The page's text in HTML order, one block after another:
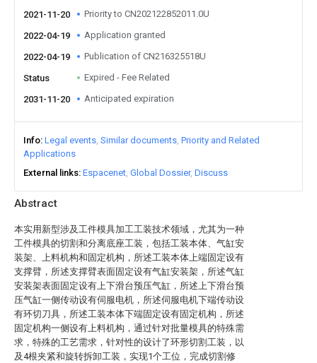
Abstract
本实用新型涉及工件模具加工工装技术领域，尤其为一种
工件模具的切割和分离底座工装，包括工装本体、气缸安
装架、上料机构和固定机构，所述工装本体上端固定设有
支撑臂，所述支撑臂表面固定设有气缸安装架，所述气缸
安装架表面固定设有上下滑台预压气缸，所述上下滑台预
压气缸一侧传动设有伺服电机，所述伺服电机下端传动设
有环切刀具，所述工装本体下端固定设有固定机构，所述
固定机构一侧设有上料机构，通过针对批量模具的特殊需
求，特殊的工艺需求，针对性的设计了环形切割工装，以
及4根夹紧和旋转拆卸工装，实现1个工位，完成切割修
2021-11-20
Priority to CN202122852011.0U
2022-04-19 Application granted
2022-04-19 Publication of CN216325518U
Status Expired - Fee Related
2031-11-20 Anticipated expiration
Info Legal events Similar documents Priority and Related
Applications
External links Espacenet Global Dossier Discuss